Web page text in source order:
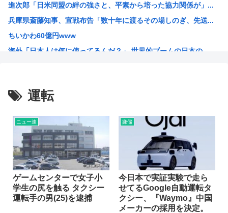
遺跡発掘物から飛鳥時代の革バッグポシェットを再現！
【画像】フジテレビで水着JKwww
「それを言ったら殺されても文句は言えねぇぞ」ってこと言っ...
進次郎「日米同盟の絆の強さと、平素から培った協力関係が」...
兵庫県斎藤知事、宣戦布告「数十年に渡るその場しのぎ、先送...
ちいかわ60億円www
海外「日本人は何に使ってるんだ？」 世界的ブームの日本の...
ジュミドロって漫画知ってるやつおるか？
海外「羨ましい！」日本ならではの夏の風物詩に海外がびっく...
海外「日本の積載技術は凄いな！」熊本地震の激しい揺れでも...
韓国人「韓国人が日本へ行って羨ましいと感じることがこちら...
口を開けたマッコウクジラが正面から接近、素手で頭を押し返...
亜月ねね「みいちゃんは特定の属性の方を揶揄する目的の漫画...
にじさんじ甲子園のノーヒットノーラン達成を切り抜いたVt...
運転
ニュー速
ゲームセンターで女子小
学生の尻を触る タクシー
運転手の男(25)を逮捕
嫌儲
今日本で実証実験で走ら
せてるGoogle自動運転タ
クシー、『Waymo』中国
メーカーの採用を決定。